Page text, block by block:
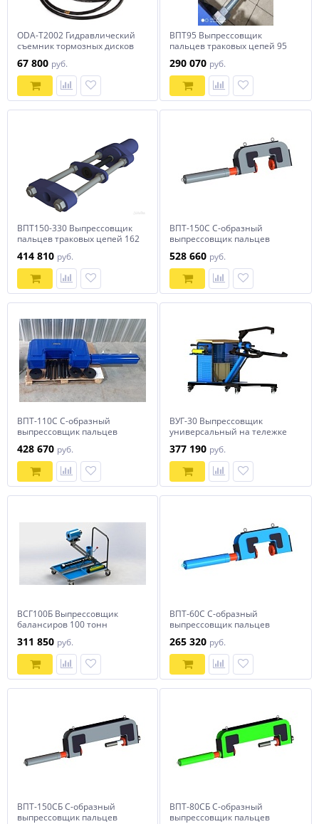
ODA-T2002 Гидравлический
съемник тормозных дисков
20 тонн с
пневпагидравлическим
насосом ОДА Сервис ODA-
T2002
67 800 руб.
ВПТ95 Выпрессовщик
пальцев траковых цепей 95
290 070 руб.
ВПТ150-330 Выпрессовщик
пальцев траковых цепей 162
414 810 руб.
ВПТ-150С С-образный
выпрессовщик пальцев
башмаков 150 тонн
528 660 руб.
ВПТ-110С С-образный
выпрессовщик пальцев
башмаков 110 тонн
428 670 руб.
ВУГ-30 Выпрессовщик
универсальный на тележке
377 190 руб.
ВСГ100Б Выпрессовщик
балансиров 100 тонн
311 850 руб.
ВПТ-60С С-образный
выпрессовщик пальцев
башмаков 60 тонн
265 320 руб.
ВПТ-150СБ С-образный
выпрессовщик пальцев
ВПТ-80СБ С-образный
выпрессовщик пальцев